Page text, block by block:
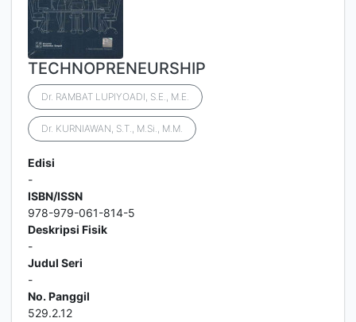
TECHNOPRENEURSHIP
Dr. RAMBAT LUPIYOADI, S.E., M.E.
Dr. KURNIAWAN, S.T., M.Si., M.M.
Edisi
-
ISBN/ISSN
978-979-061-814-5
Deskripsi Fisik
-
Judul Seri
-
No. Panggil
529.2.12